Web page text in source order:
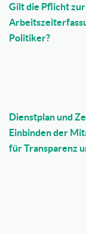
Gilt die Pflicht zur
Politiker?
Dienstplan und
Einbinden der
für Transparenz